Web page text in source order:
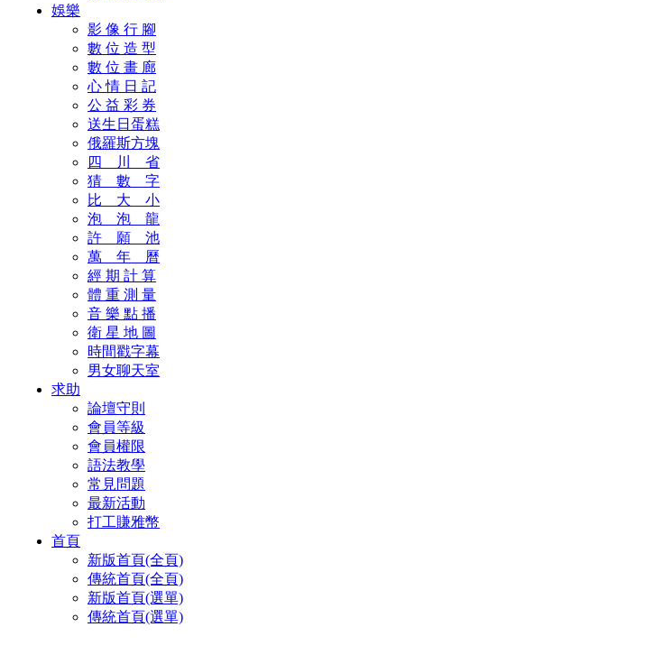
娛樂
影 像 行 腳
數 位 造 型
數 位 畫 廊
心 情 日 記
公 益 彩 券
送生日蛋糕
俄羅斯方塊
四 川 省
猜 數 字
比 大 小
泡 泡 龍
許 願 池
萬 年 曆
經 期 計 算
體 重 測 量
音 樂 點 播
衛 星 地 圖
時間戳字幕
男女聊天室
求助
論壇守則
會員等級
會員權限
語法教學
常見問題
最新活動
打工賺雅幣
首頁
新版首頁(全頁)
傳統首頁(全頁)
新版首頁(選單)
傳統首頁(選單)